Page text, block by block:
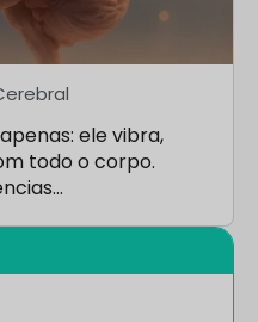
ele vibra,
todo o corpo.